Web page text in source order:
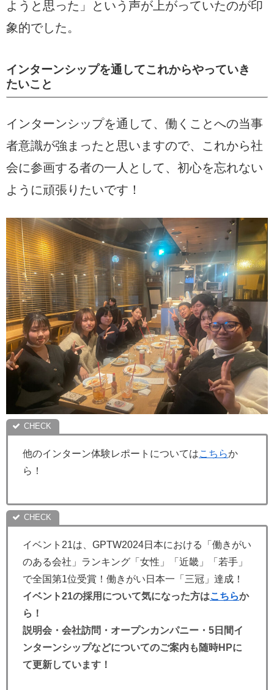
ようと思った」という声が上がっていたのが印
象的でした。
インターンシップを通してこれからやっていき
たいこと
インターンシップを通して、働くことへの当事
者意識が強まったと思いますので、これから社
会に参画する者の一人として、初心を忘れない
ように頑張りたいです！
他のインターン体験レポートについてはこちらか
ら！
イベント21は、GPTW2024日本における「働きがい
のある会社」ランキング「女性」「近畿」「若手」
で全国第1位受賞！働きがい日本一「三冠」達成！
イベント21の採用について気になった方はこちらか
ら！
説明会・会社訪問・オープンカンパニー・5日間イ
ンターンシップなどについてのご案内も随時HPに
て更新しています！